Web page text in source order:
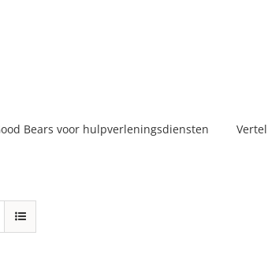
Bears voor hulpverleningsdiensten